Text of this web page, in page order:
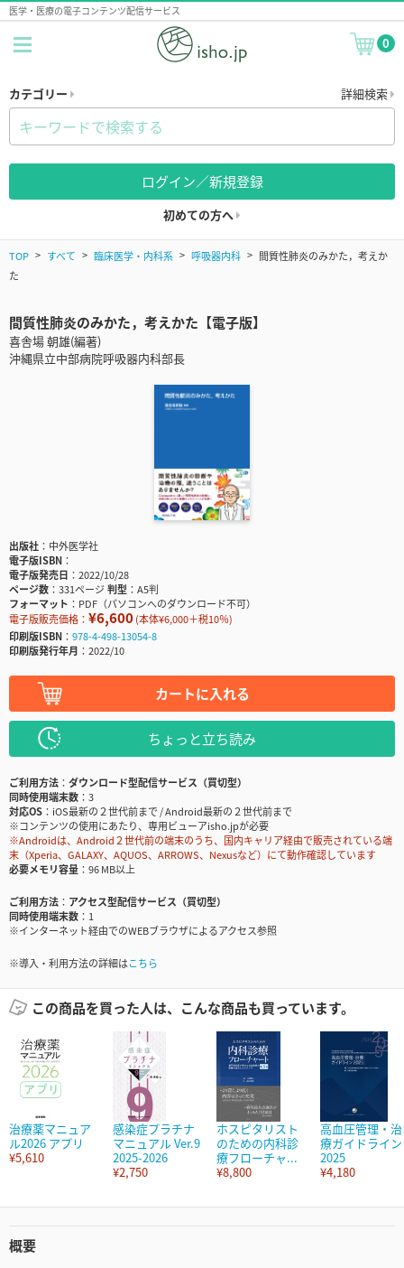
医学・医療の電子コンテンツ配信サービス
0
カテゴリー 詳細検索
ログイン／新規登録
初めての方へ
TOP すべて 臨床医学・内科系 呼吸器内科
間質性肺炎のみかた，考えか
た
間質性肺炎のみかた，考えかた【電子版】
喜舎場 朝雄(編著)
沖縄県立中部病院呼吸器内科部長
出版社
中外医学社
電子版ISBN
電子版発売日
2022/10/28
ページ数
331ページ判型
A5判
フォーマット
PDF（パソコンへのダウンロード不可）
電子版販売価格： ¥6,600(本体¥6,000＋税10％)
印刷版ISBN
978-4-498-13054-8
印刷版発行年月
2022/10
カートに入れる
ちょっと立ち読み
ご利用方法
ダウンロード型配信サービス（買切型）
同時使用端末数
3
対応OS
iOS最新の２世代前まで / Android最新の２世代前まで
※コンテンツの使用にあたり、専用ビューアisho.jpが必要
※Androidは、Android２世代前の端末のうち、国内キャリア経由で販売されている端
末（Xperia、GALAXY、AQUOS、ARROWS、Nexusなど）にて動作確認しています
必要メモリ容量
96 MB以上
ご利用方法
アクセス型配信サービス（買切型）
同時使用端末数
1
※インターネット経由でのWEBブラウザによるアクセス参照
※導入・利用方法の詳細はこちら
この商品を買った人は、こんな商品も買っています。
治療薬マニュア
ル2026 アプリ
¥5,610
感染症プラチナ
マニュアル Ver.9
2025-2026
¥2,750
ホスピタリスト
のための内科診
療フローチャ...
¥8,800
高血圧管理・治
療ガイドライン
2025
¥4,180
概要